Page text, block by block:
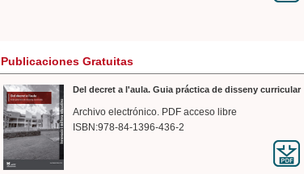
Publicaciones Gratuitas
Del decret a l'aula. Guia práctica de disseny curricular
Archivo electrónico. PDF acceso libre
ISBN:978-84-1396-436-2